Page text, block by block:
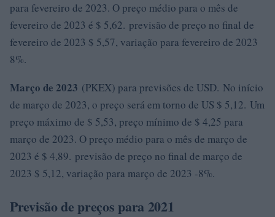
para fevereiro de 2023. O preço médio para o mês de
fevereiro de 2023 é $ 5,62. previsão de preço no final de
fevereiro de 2023 $ 5,57, variação para fevereiro de 2023
8%.
Março de 2023 (PKEX) para previsões de USD. No início
de março de 2023, o preço será em torno de US $ 5,12. Um
preço máximo de $ 5,53, preço mínimo de $ 4,25 para
março de 2023. O preço médio para o mês de março de
2023 é $ 4,89. previsão de preço no final de março de
2023 $ 5,12, variação para março de 2023 -8%.
Previsão de preços para 2021